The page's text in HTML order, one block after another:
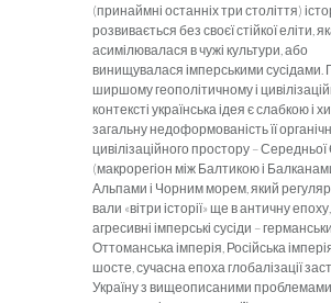
(принаймні останніх три століття)
розвивається без своєї стійкої еліти,
асимілювалася в чужі культури, або
винищувалася імперськими сусідами.
ширшому геополітичному і
контексті українська ідея є слабкою і
загальну недоформованість її
цивілізаційного простору –
(макрорегіон між Балтикою і
Альпами і Чорним морем, який
вали «вітри історії» ще в античну
агресивні імпер­ські сусіди –
Оттоманська імперія, Російська
шосте, сучасна епоха глобалізації
Україну з вищеописаними